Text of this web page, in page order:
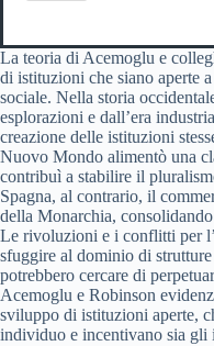
La teoria di Acemoglu e
di istituzioni che siano aperte
sociale. Nella storia
esplorazioni e dall’era
creazione delle istituzioni
Nuovo Mondo alimentò una
contribuì a stabilire il
Spagna, al contrario, il
della Monarchia,
Le rivoluzioni e i conflitti per
sfuggire al dominio di
potrebbero cercare di
Acemoglu e Robinson
sviluppo di istituzioni aperte,
individuo e incentivano sia gli